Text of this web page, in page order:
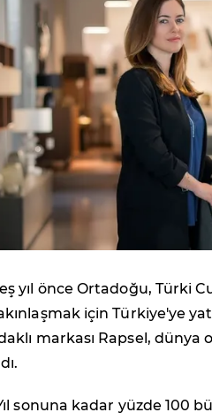
yıl önce Ortadoğu, Türki
için Türkiye'ye
markası Rapsel,
sonuna kadar yüzde 100